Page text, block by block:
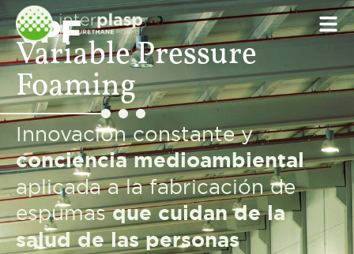
VPF
Variable Pressure
Foaming
Innovación constante y
conciencia medioambiental
aplicada a la fabricación de
espumasque cuidan de la
salud de las personas